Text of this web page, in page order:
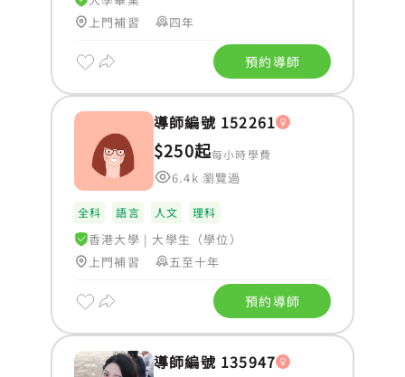
上門補習
四年
預約導師
導師編號 152261
$250起每小時學費
6.4k 瀏覽過
全科 語言 人文 理科
香港大學 | 大學生（學位）
上門補習
五至十年
預約導師
導師編號 135947